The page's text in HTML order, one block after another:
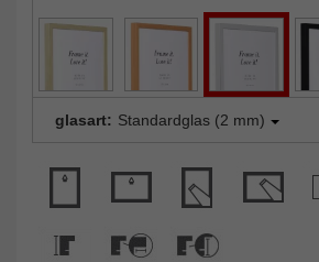
glasart: Standardglas (2 mm)